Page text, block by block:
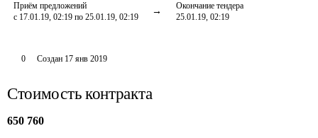
Приём предложений
с 17.01.19, 02:19 по 25.01.19, 02:19
Окончание тендера
25.01.19, 02:19
0 Создан 17 янв 2019
Стоимость контракта
650 760